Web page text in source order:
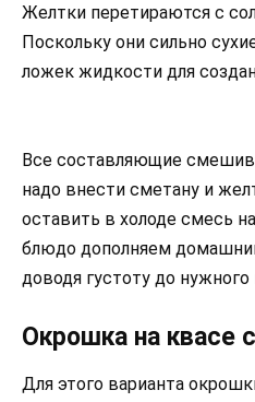
Желтки перетираются с
Поскольку они сильно
ложек жидкости для
Все составляющие
надо внести сметану и
оставить в холоде смесь
блюдо дополняем
доводя густоту до нужного
Окрошка на квасе
Для этого варианта